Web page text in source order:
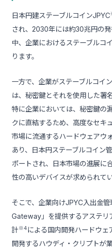
日本円建ステーブルコインJPYC
され、2030年には約30兆円の
中、企業におけるステーブルコ
ります。
一方で、企業がステーブルコイ
は、秘密鍵とそれを使用した署
特に企業においては、秘密鍵の
クに直結するため、高度なセキ
市場に流通するハードウェアウ
あり、日本円ステーブルコイン
ポートされ、日本市場の進展に
性の高いデバイスが求められて
そこで、企業向けJPYC入出金
Gateway」を提供するアステリ
計※4 による国内開発ハードウ
開発するハウディ・クリプトが